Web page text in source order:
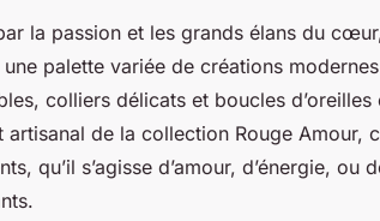
la passion et les grands élans du
palette variée de créations
colliers délicats et boucles d’oreilles
artisanal de la collection Rouge Amour,
qu’il s’agisse d’amour, d’énergie,